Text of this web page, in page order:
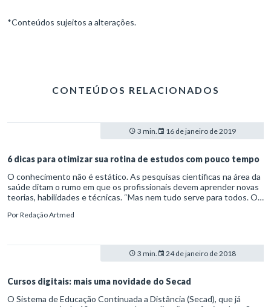
*Conteúdos sujeitos a alterações.
CONTEÚDOS RELACIONADOS
3 min. 16 de janeiro de 2019
6 dicas para otimizar sua rotina de estudos com pouco tempo
O conhecimento não é estático. As pesquisas científicas na área da
saúde ditam o rumo em que os profissionais devem aprender novas
teorias, habilidades e técnicas. “Mas nem tudo serve para todos. O
mesmo que ajuda na Matemática”, explica Claudio de Moura Castro,
PorRedação Artmed
3 min. 24 de janeiro de 2018
Cursos digitais: mais uma novidade do Secad
O Sistema de Educação Continuada a Distância (Secad), que já